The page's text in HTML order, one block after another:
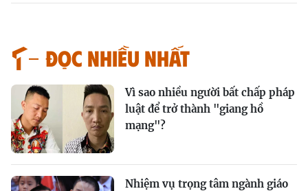
Đọc nhiều nhất
Vì sao nhiều người bất chấp pháp
luật để trở thành "giang hồ
mạng"?
Nhiệm vụ trọng tâm ngành giáo